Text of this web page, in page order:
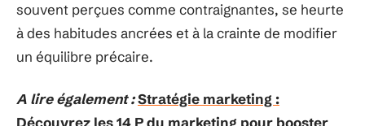
souvent perçues comme contraignantes, se heurte
à des habitudes ancrées et à la crainte de modifier
un équilibre précaire.
A lire également :Stratégie marketing :
Découvrez les 14 P du marketing pour booster